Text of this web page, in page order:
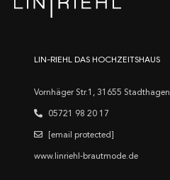
LIN-RIEHL DAS HOCHZEITSHAUS
Vornhäger Str.1, 31655 Stadthagen
05721 98 20 17
[email protected]
www.linriehl-brautmode.de